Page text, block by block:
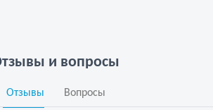
и вопросы
Отзывы Вопросы